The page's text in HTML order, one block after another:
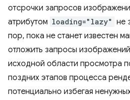
отсрочки запросов
атрибутом loading="lazy" не
пор, пока не станет известен
отложить запросы
исходной области просмотра
поздних этапов процесса
потенциально избегая